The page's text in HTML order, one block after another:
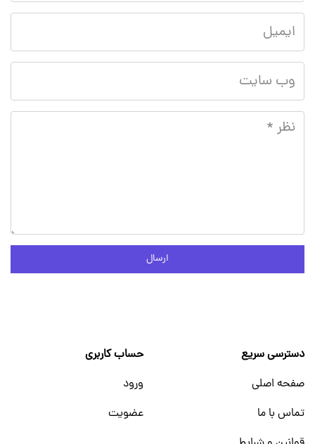
ارسال
دسترسی سریع
صفحه اصلی
تماس با ما
حساب کاربری
ورود
عضویت